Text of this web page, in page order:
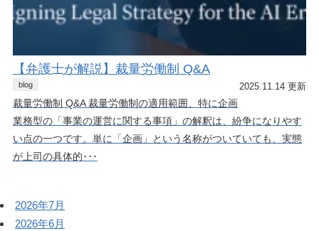
【弁護士が解説】裁量労働制 Q&A
blog 2025.11.14 更新
裁量労働制 Q&A 裁量労働制の適用範囲、特に企画
業務型の「事業の運営に関する事項」の解釈は、紛争になりやす
い点の一つです。単に「企画」という名称がついていても、実態
が上司の具体的･･･
2026年7月
2026年6月